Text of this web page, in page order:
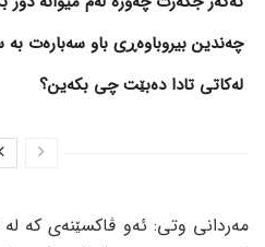
چەندین بیروباوەڕی باو سەبارەت
لەکاتی تادا دەبێت چی بکەین؟
مەردانی وتی: ئەو ڤاکسێنەی کە لە